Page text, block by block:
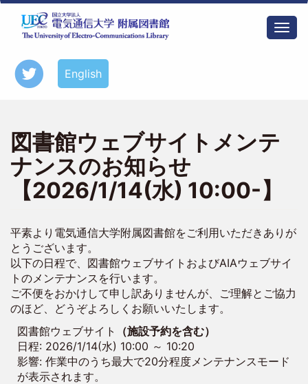
メ
English
図書館ウェブサイトメンテ
ナンスのお知らせ
【2026/1/14(水) 10:00-】
平素より電気通信大学附属図書館をご利用いただきありが
とうございます。
以下の日程で、図書館ウェブサイトおよびAIAウェブサイ
トのメンテナンスを行います。
ご不便をおかけして申し訳ありませんが、ご理解とご協力
のほど、どうぞよろしくお願いいたします。
図書館ウェブサイト
（施設予約を含む）
日程: 2026/1/14(水) 10:00 ～ 10:20
影響: 作業中のうち最大で20分程度メンテナンスモード
が表示されます。